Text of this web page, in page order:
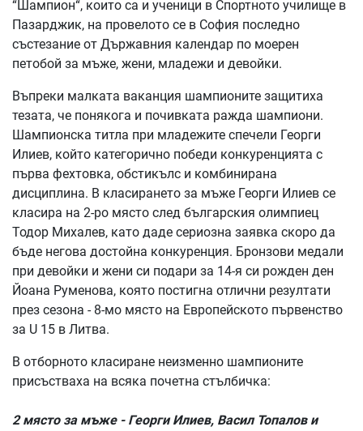
“Шампион“, които са и ученици в Спортното училище в
Пазарджик, на провелото се в София последно
състезание от Държавния календар по моерен
петобой за мъже, жени, младежи и девойки.
Въпреки малката ваканция шампионите защитиха
тезата, че понякога и почивката ражда шампиони.
Шампионска титла при младежите спечели Георги
Илиев, който категорично победи конкуренцията с
първа фехтовка, обстикълс и комбинирана
дисциплина. В класирането за мъже Георги Илиев се
класира на 2-ро място след българския олимпиец
Тодор Михалев, като даде сериозна заявка скоро да
бъде негова достойна конкуренция. Бронзови медали
при девойки и жени си подари за 14-я си рожден ден
Йоана Руменова, която постигна отлични резултати
през сезона - 8-мо място на Европейското първенство
за U 15 в Литва.
В отборното класиране неизменно шампионите
присъстваха на всяка почетна стълбичка:
2 място за мъже - Георги Илиев, Васил Топалов и